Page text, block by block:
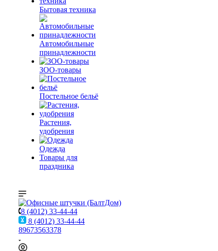
Бытовая техника
Автомобильные
принадлежности
ЗОО-товары
Постельное бельё
Растения,
удобрения
Одежда
Товары для
праздника
8 (4012) 33-44-44
8 (4012) 33-44-44
89673563378